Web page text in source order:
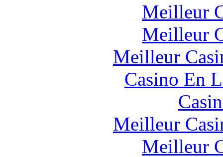
Meilleur
Meilleur
Meilleur
Casino En
Meilleur
Meilleur